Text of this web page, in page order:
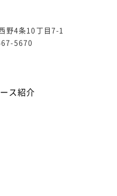
野4条10丁目7-1
5670
ス紹介